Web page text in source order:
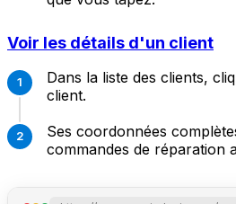
Voir les détails d'un client
Dans la liste des clients,
client.
Ses coordonnées
commandes de réparation